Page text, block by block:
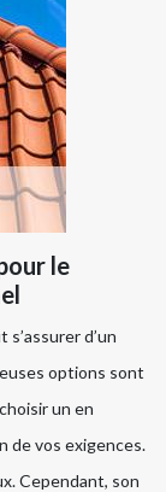
le
d’un
options sont
un en
de vos exigences.
Cependant, son